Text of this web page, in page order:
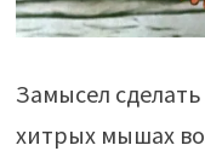
Замысел
хитрых мышах